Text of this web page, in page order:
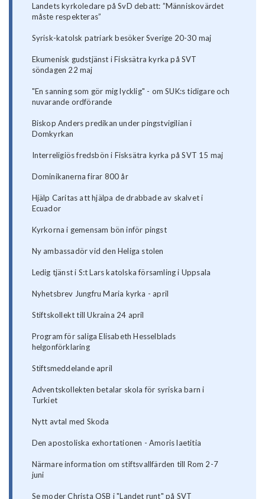
Landets kyrkoledare på SvD debatt: ”Människovärdet
måste respekteras”
Syrisk-katolsk patriark besöker Sverige 20-30 maj
Ekumenisk gudstjänst i Fisksätra kyrka på SVT
söndagen 22 maj
"En sanning som gör mig lycklig" - om SUK:s tidigare och
nuvarande ordförande
Biskop Anders predikan under pingstvigilian i
Domkyrkan
Interreligiös fredsbön i Fisksätra kyrka på SVT 15 maj
Dominikanerna firar 800 år
Hjälp Caritas att hjälpa de drabbade av skalvet i
Ecuador
Kyrkorna i gemensam bön inför pingst
Ny ambassadör vid den Heliga stolen
Ledig tjänst i S:t Lars katolska församling i Uppsala
Nyhetsbrev Jungfru Maria kyrka - april
Stiftskollekt till Ukraina 24 april
Program för saliga Elisabeth Hesselblads
helgonförklaring
Stiftsmeddelande april
Adventskollekten betalar skola för syriska barn i
Turkiet
Nytt avtal med Skoda
Den apostoliska exhortationen - Amoris laetitia
Närmare information om stiftsvallfärden till Rom 2-7
juni
Se moder Christa OSB i "Landet runt" på SVT